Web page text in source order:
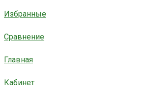
Избранные
Сравнение
Главная
Кабинет